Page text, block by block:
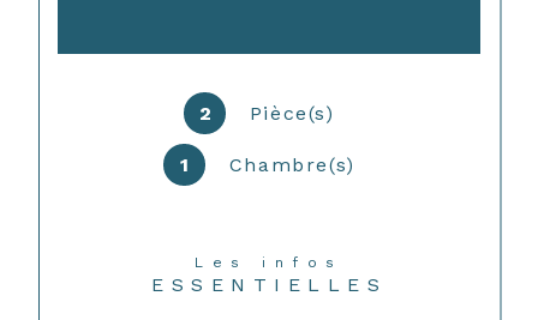
2 Pièce(s)
1 Chambre(s)
Les infos
ESSENTIELLES
Les informations sur les risques
auxquels ce bien est exposé sont
disponibles sur le site